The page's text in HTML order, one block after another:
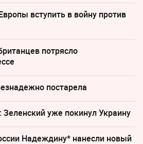
вступить в войну против
потрясло
постарела
уже покинул Украину
Надеждину* нанесли новый